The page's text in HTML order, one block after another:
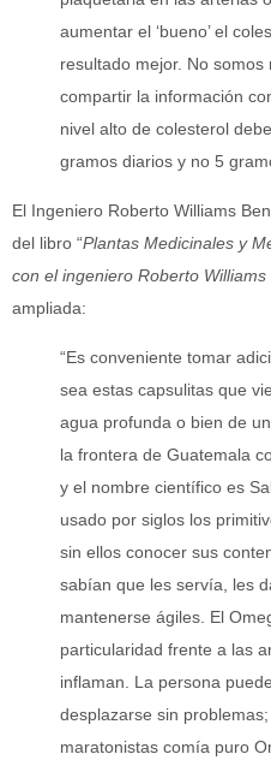
aumentar el ‘bueno’ el
resultado mejor. No
compartir la información
nivel alto de colesterol
gramos diarios y no 5
El Ingeniero Roberto Williams
del libro “Plantas Medicinales y
con el ingeniero Roberto Williams
ampliada:
“Es conveniente tomar
sea estas capsulitas que
agua profunda o bien de
la frontera de Guatemala
y el nombre científico es
usado por siglos los
sin ellos conocer sus
sabían que les servía, les
mantenerse ágiles. El
particularidad frente a las
inflaman. La persona
desplazarse sin
maratonistas comía puro